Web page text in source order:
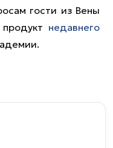
гости из Вены
недавнего